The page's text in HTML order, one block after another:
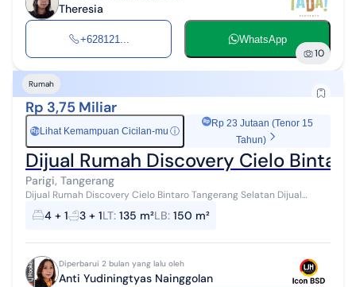
Theresia
+628121... WhatsApp
10
Rumah
Rp 3,75 Miliar
Rp Lihat Kemampuan Cicilan-mu ⓘ
Rp 23 Jutaan (Tenor 15
Tahun)
Dijual Rumah Discovery Cielo
Parigi, Tangerang
Dijual Rumah Discovery Cielo Bintaro Tangerang Selatan Dijual
Rumah Discovery Cielo Bintaro Tangerang Selatan Luas tanah 135
m2 Luas banguan 150 ...
4 + 1 3 + 1LT: 135 m²LB: 150 m²
Diperbarui 2 bulan yang lalu oleh
Anti Yudiningtyas Nainggolan